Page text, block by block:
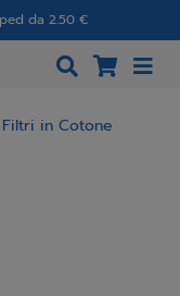
da 2.50 €
Filtri in Cotone